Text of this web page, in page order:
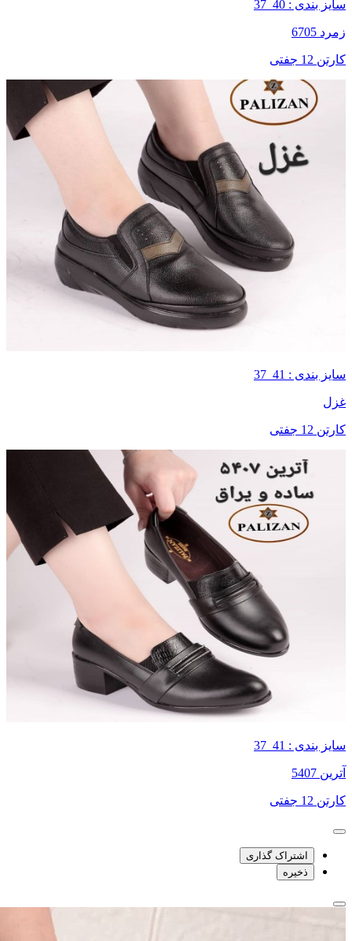
سایز بندی : 40_37
زمرد 6705
کارتن 12 جفتی
سایز بندی : 41_37
غزل
کارتن 12 جفتی
سایز بندی : 41_37
آترین 5407
کارتن 12 جفتی
اشتراک گذاری
ذخیره